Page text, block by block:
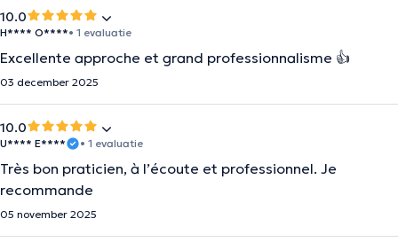
10.0
H**** O****• 1 evaluatie
Excellente approche et grand professionnalisme 👍
03 december 2025
10.0
U**** E**** • 1 evaluatie
Très bon praticien, à l’écoute et professionnel. Je
recommande
05 november 2025